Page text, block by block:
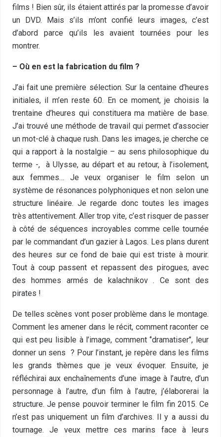
films ! Bien sûr, ils étaient attirés par la promesse d’avoir
un DVD. Mais s’ils m’ont confié leurs images, c’est
d’abord parce qu’ils les avaient tournées pour les
montrer.
– Où en est la fabrication du film ?
J’ai fait une première sélection. Sur la centaine d’heures
initiales, il m’en reste 60. En ce moment, je choisis la
trentaine d’heures qui constituera ma matière de base.
J’ai trouvé une méthode de travail qui permet d’associer
un mot-clé à chaque rush. Dans les images, je cherche ce
qui a rapport à la nostalgie – au sens philosophique du
terme -, à Ulysse, au départ et au retour, à l’isolement,
aux femmes… Je veux organiser le film selon un
système de résonances polyphoniques et non selon une
structure linéaire. Je regarde donc toutes les images
très attentivement. Aller trop vite, c’est risquer de passer
à côté de séquences incroyables comme celle tournée
par le commandant d’un gazier à Lagos. Les plans durent
des heures sur ce fond de baie qui est triste à mourir.
Tout à coup passent et repassent des pirogues, avec
des hommes armés de kalachnikov . Ce sont des
pirates !
De telles scènes vont poser problème dans le montage.
Comment les amener dans le récit, comment raconter ce
qui est peu lisible à l’image, comment ‘’dramatiser’’, leur
donner un sens ? Pour l’instant, je repère dans les films
les grands thèmes que je veux évoquer. Ensuite, je
réfléchirai aux enchaînements d’une image à l’autre, d’un
personnage à l’autre, d’un film à l’autre, j’élaborerai la
structure. Je pense pouvoir terminer le film fin 2015. Ce
n’est pas uniquement un film d’archives. Il y a aussi du
tournage. Je veux mettre ces marins face à leurs